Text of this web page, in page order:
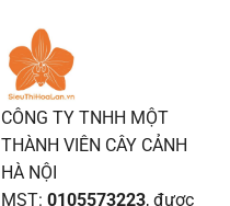
CÔNG TY TNHH MỘT
THÀNH VIÊN CÂY CẢNH
HÀ NỘI
MST: 0105573223, được